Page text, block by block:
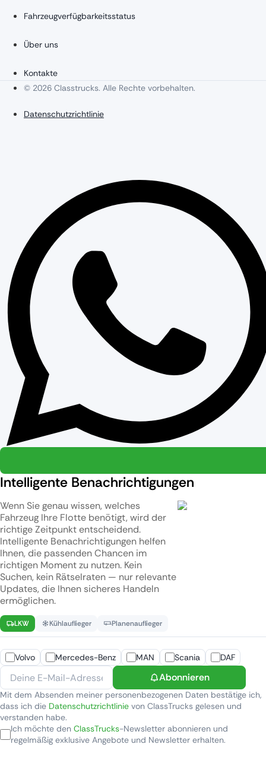
Fahrzeugverfügbarkeitsstatus
Über uns
Kontakte
© 2026 Classtrucks. Alle Rechte vorbehalten.
Datenschutzrichtlinie
Intelligente Benachrichtigungen
Wenn Sie genau wissen, welches
Fahrzeug Ihre Flotte benötigt, wird der
richtige Zeitpunkt entscheidend.
Intelligente Benachrichtigungen helfen
Ihnen, die passenden Chancen im
richtigen Moment zu nutzen. Kein
Suchen, kein Rätselraten — nur relevante
Updates, die Ihnen sicheres Handeln
ermöglichen.
LKW Kühlauflieger Planenauflieger
Volvo Mercedes-Benz MAN Scania DAF
Abonnieren
Mit dem Absenden meiner personenbezogenen Daten bestätige ich,
dass ich die Datenschutzrichtlinie von ClassTrucks gelesen und
verstanden habe.
Ich möchte den ClassTrucks-Newsletter abonnieren und
regelmäßig exklusive Angebote und Newsletter erhalten.